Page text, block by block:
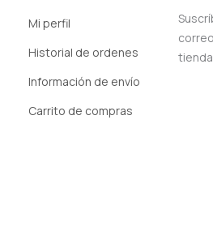
Mi perfil
Historial de ordenes
Información de envío
Carrito de compras